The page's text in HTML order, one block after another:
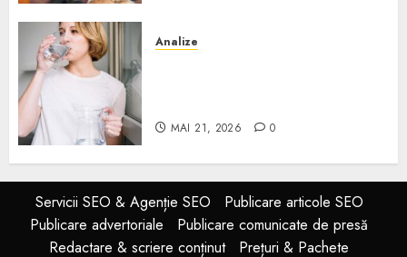
Analize
MAI 21, 2026 0
Servicii SEO & Agenție SEO
Publicare articole SEO
Publicare advertoriale
Publicare comunicate de presă
Redactare & scriere conținut
Prețuri & Pachete